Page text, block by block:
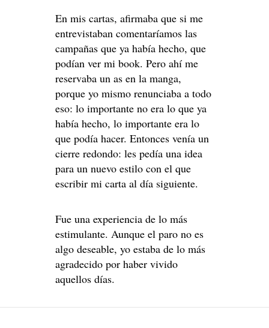
En mis cartas, afirmaba que si me
entrevistaban comentaríamos las
campañas que ya había hecho, que
podían ver mi book. Pero ahí me
reservaba un as en la manga,
porque yo mismo renunciaba a todo
eso: lo importante no era lo que ya
había hecho, lo importante era lo
que podía hacer. Entonces venía un
cierre redondo: les pedía una idea
para un nuevo estilo con el que
escribir mi carta al día siguiente.
Fue una experiencia de lo más
estimulante. Aunque el paro no es
algo deseable, yo estaba de lo más
agradecido por haber vivido
aquellos días.